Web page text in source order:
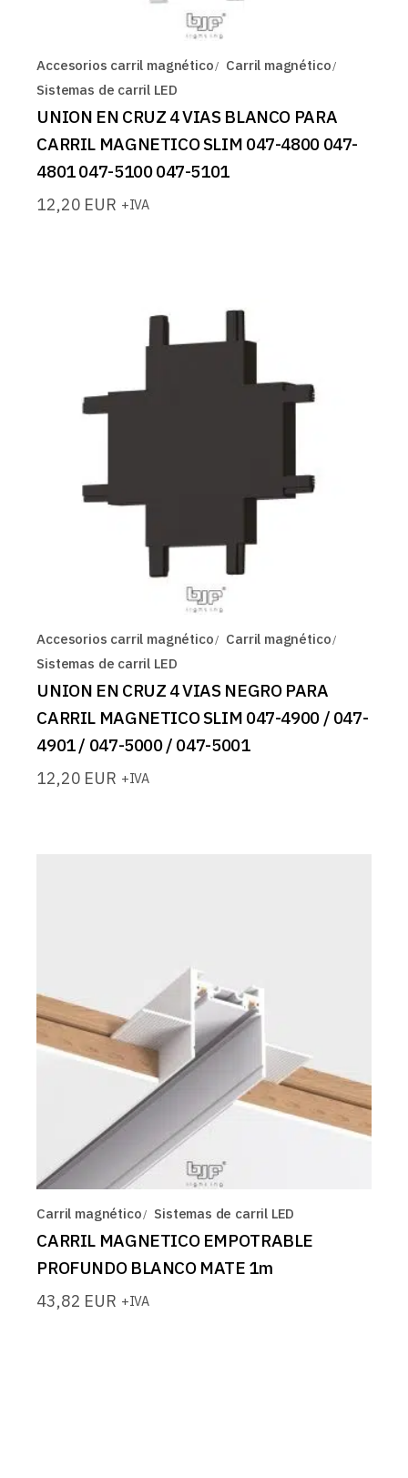
Accesorios carril magnético
Carril magnético
Sistemas de carril LED
UNION EN CRUZ 4 VIAS BLANCO PARA
CARRIL MAGNETICO SLIM 047-4800 047-
4801 047-5100 047-5101
12,20 EUR +IVA
Accesorios carril magnético
Carril magnético
Sistemas de carril LED
UNION EN CRUZ 4 VIAS NEGRO PARA
CARRIL MAGNETICO SLIM 047-4900 / 047-
4901 / 047-5000 / 047-5001
12,20 EUR +IVA
Carril magnético Sistemas de carril LED
CARRIL MAGNETICO EMPOTRABLE
PROFUNDO BLANCO MATE 1m
43,82 EUR +IVA